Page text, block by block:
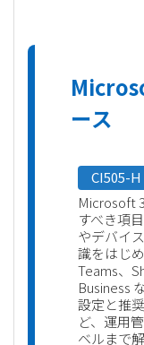
ース
CI505-H
Microsoft
すべき項
やデバイ
識をはじ
Teams、
Business
設定と推
ど、運用
ベルまで解